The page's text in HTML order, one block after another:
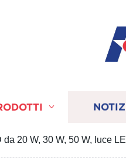
da 20 W, 30 W, 50 W, luce